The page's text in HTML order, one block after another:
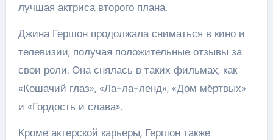
лучшая актриса второго плана.
Джина Гершон продолжала сниматься в кино и
телевизии, получая положительные отзывы за
свои роли. Она снялась в таких фильмах, как
«Кошачий глаз», «Ла-ла-ленд», «Дом мёртвых»
и «Гордость и слава».
Кроме актерской карьеры, Гершон также